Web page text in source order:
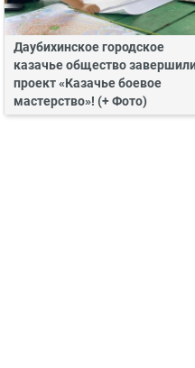
Даубихинское городское
казачье общество
проект «Казачье боевое
мастерство»! (+ Фото)